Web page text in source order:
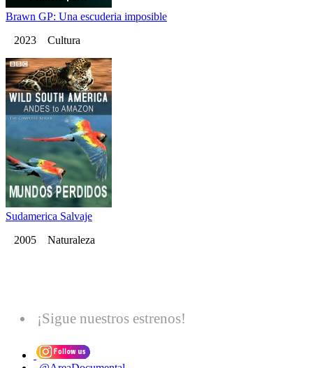
Brawn GP: Una escuderia imposible
2023 Cultura
Sudamerica Salvaje
2005 Naturaleza
¡Sigue nuestros estrenos!